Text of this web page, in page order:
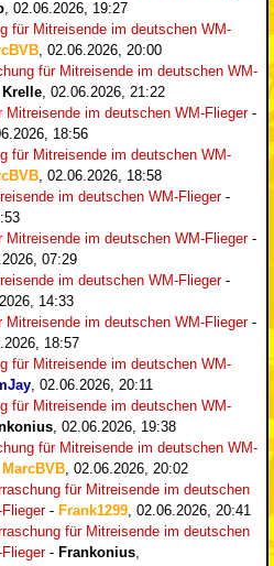
02.06.2026, 19:27
für Mitreisende im deutschen WM-
02.06.2026, 20:00
für Mitreisende im deutschen WM-
Krelle 02.06.2026, 21:22
Mitreisende im deutschen WM-Flieger-
18:56
für Mitreisende im deutschen WM-
02.06.2026, 18:58
im deutschen WM-Flieger-
Mitreisende im deutschen WM-Flieger-
07:29
im deutschen WM-Flieger-
14:33
Mitreisende im deutschen WM-Flieger-
18:57
für Mitreisende im deutschen WM-
02.06.2026, 20:11
für Mitreisende im deutschen WM-
02.06.2026, 19:38
für Mitreisende im deutschen WM-
MarcBVB 02.06.2026, 20:02
für Mitreisende im deutschen
- Frank1299 02.06.2026, 20:41
für Mitreisende im deutschen
- Frankonius